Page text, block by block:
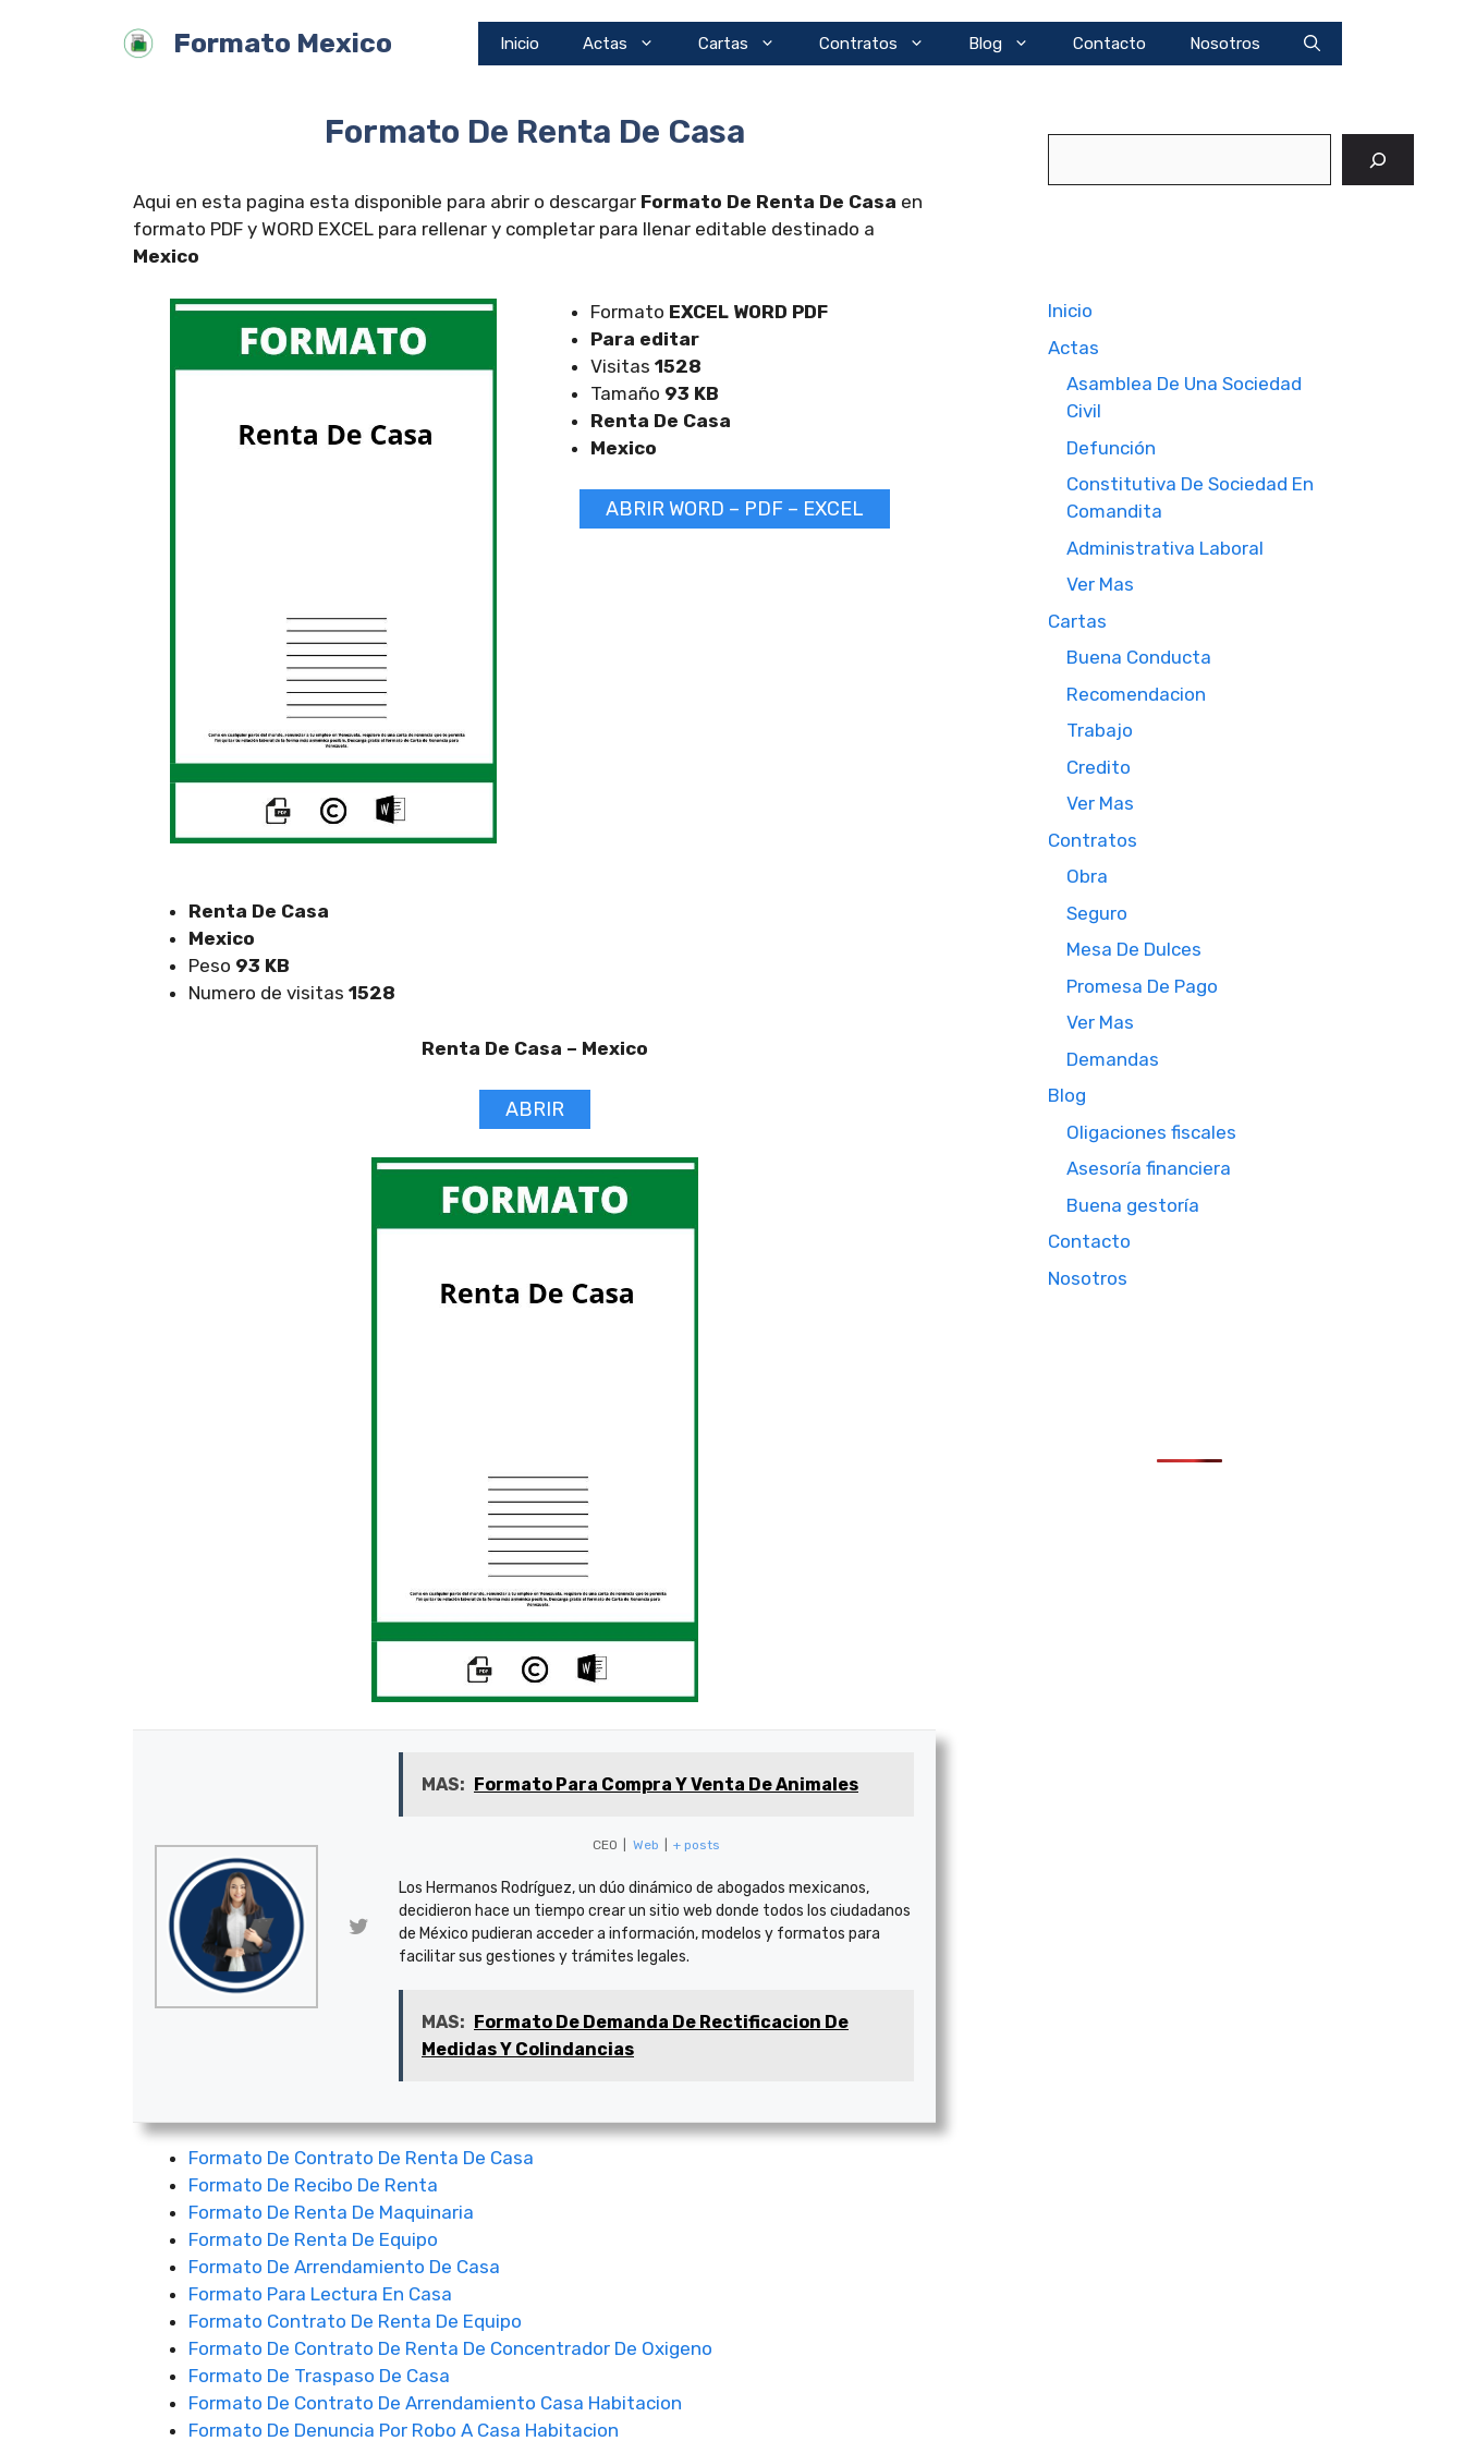
Formato Mexico Inicio Actas Cartas Contratos Blog Contacto Nosotros
Formato De Renta De Casa
Aqui en esta pagina esta disponible para abrir o descargar Formato De Renta De Casa en
formato PDF y WORD EXCEL para rellenar y completar para llenar editable destinado a
Mexico
Formato EXCEL WORD PDF
Para editar
Visitas 1528
Tamaño 93 KB
Renta De Casa
Mexico
ABRIR WORD – PDF – EXCEL
Renta De Casa
Mexico
Peso 93 KB
Numero de visitas 1528
Renta De Casa – Mexico
ABRIR
MAS: Formato Para Compra Y Venta De Animales
CEO Web + posts
Los Hermanos Rodríguez, un dúo dinámico de abogados mexicanos,
decidieron hace un tiempo crear un sitio web donde todos los ciudadanos
de México pudieran acceder a información, modelos y formatos para
facilitar sus gestiones y trámites legales.
MAS: Formato De Demanda De Rectificacion De
Medidas Y Colindancias
Formato De Contrato De Renta De Casa
Formato De Recibo De Renta
Formato De Renta De Maquinaria
Formato De Renta De Equipo
Formato De Arrendamiento De Casa
Formato Para Lectura En Casa
Formato Contrato De Renta De Equipo
Formato De Contrato De Renta De Concentrador De Oxigeno
Formato De Traspaso De Casa
Formato De Contrato De Arrendamiento Casa Habitacion
Formato De Denuncia Por Robo A Casa Habitacion
Inicio
Actas
Asamblea De Una Sociedad
Civil
Defunción
Constitutiva De Sociedad En
Comandita
Administrativa Laboral
Ver Mas
Cartas
Buena Conducta
Recomendacion
Trabajo
Credito
Ver Mas
Contratos
Obra
Seguro
Mesa De Dulces
Promesa De Pago
Ver Mas
Demandas
Blog
Oligaciones fiscales
Asesoría financiera
Buena gestoría
Contacto
Nosotros